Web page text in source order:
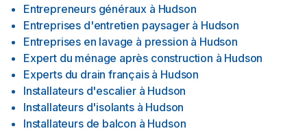
Entrepreneurs généraux à Hudson
Entreprises d'entretien paysager à Hudson
Entreprises en lavage à pression à Hudson
Expert du ménage après construction à Hudson
Experts du drain français à Hudson
Installateurs d'escalier à Hudson
Installateurs d'isolants à Hudson
Installateurs de balcon à Hudson